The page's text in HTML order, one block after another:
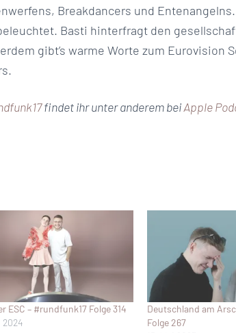
Breakdancers und
Basti hinterfragt den
gibt’s warme Worte zum Eurovision
findet ihr unter anderem beiApple
ESC – #rundfunk17 Folge 314
2024
Deutschland am
Folge 267